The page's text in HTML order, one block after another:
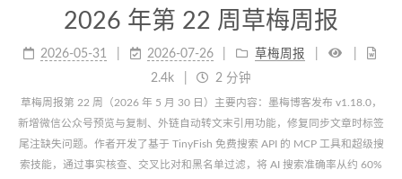
2026 年第 22 周草梅周报
2026-05-31 2026-07-26
草梅周报
2.4k
2 分钟
草梅周报第 22 周（2026 年 5 月 30 日）主要内容：墨梅博客发布 v1.18.0，
新增微信公众号预览与复制、外链自动转文末引用功能，修复同步文章时标签
尾注缺失问题。作者开发了基于 TinyFish 免费搜索 API 的 MCP 工具和超级搜
索技能，通过事实核查、交叉比对和黑名单过滤，将 AI 搜索准确率从约 60%